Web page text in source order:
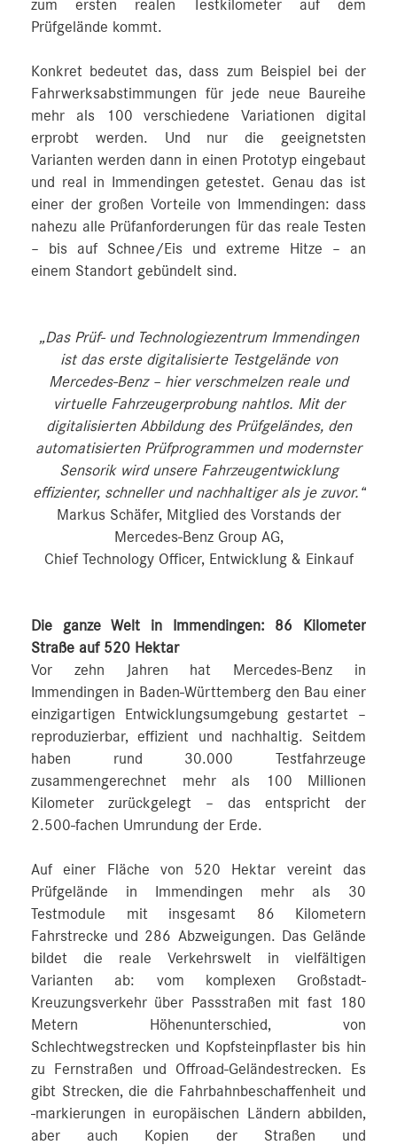
zum ersten realen Testkilometer auf dem
Prüfgelände kommt.
Konkret bedeutet das, dass zum Beispiel bei der
Fahrwerksabstimmungen für jede neue Baureihe
mehr als 100 verschiedene Variationen digital
erprobt werden. Und nur die geeignetsten
Varianten werden dann in einen Prototyp eingebaut
und real in Immendingen getestet. Genau das ist
einer der großen Vorteile von Immendingen: dass
nahezu alle Prüfanforderungen für das reale Testen
– bis auf Schnee/Eis und extreme Hitze – an
einem Standort gebündelt sind.
„Das Prüf- und Technologiezentrum Immendingen
ist das erste digitalisierte Testgelände von
Mercedes‑Benz – hier verschmelzen reale und
virtuelle Fahrzeugerprobung nahtlos. Mit der
digitalisierten Abbildung des Prüfgeländes, den
automatisierten Prüfprogrammen und modernster
Sensorik wird unsere Fahrzeugentwicklung
effizienter, schneller und nachhaltiger als je zuvor.“
Markus Schäfer, Mitglied des Vorstands der
Mercedes-Benz Group AG,
Chief Technology Officer, Entwicklung & Einkauf
Die ganze Welt in Immendingen: 86 Kilometer
Straße auf 520 Hektar
Vor zehn Jahren hat Mercedes-Benz in
Immendingen in Baden-Württemberg den Bau einer
einzigartigen Entwicklungsumgebung gestartet –
reproduzierbar, effizient und nachhaltig. Seitdem
haben rund 30.000 Testfahrzeuge
zusammengerechnet mehr als 100 Millionen
Kilometer zurückgelegt – das entspricht der
2.500‑fachen Umrundung der Erde.
Auf einer Fläche von 520 Hektar vereint das
Prüfgelände in Immendingen mehr als 30
Testmodule mit insgesamt 86 Kilometern
Fahrstrecke und 286 Abzweigungen. Das Gelände
bildet die reale Verkehrswelt in vielfältigen
Varianten ab: vom komplexen Großstadt-
Kreuzungsverkehr über Passstraßen mit fast 180
Metern Höhenunterschied, von
Schlechtwegstrecken und Kopfsteinpflaster bis hin
zu Fernstraßen und Offroad-Geländestrecken. Es
gibt Strecken, die die Fahrbahnbeschaffenheit und
-markierungen in europäischen Ländern abbilden,
aber auch Kopien der Straßen und